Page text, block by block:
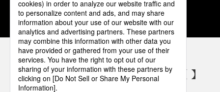
1 2 3 4 5
パナソニックの電気設備 SNSアカウント